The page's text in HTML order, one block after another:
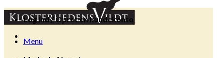
Menu
Log ind / Opret en kundekonto